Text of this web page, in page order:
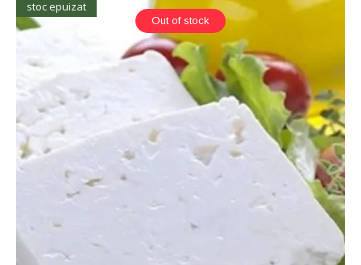
Out of stock
stoc epuizat